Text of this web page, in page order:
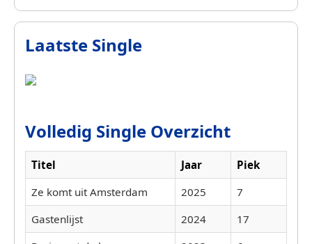
Laatste Single
Volledig Single Overzicht
Titel Jaar
Piek
Ze komt uit Amsterdam
2025
7
Gastenlijst
2024
17